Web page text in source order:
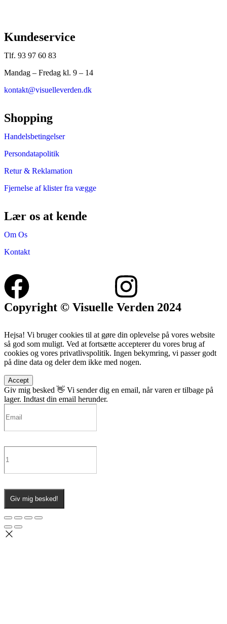
Kundeservice
Tlf. 93 97 60 83
Mandag – Fredag kl. 9 – 14
kontakt@visuelleverden.dk
Shopping
Handelsbetingelser
Persondatapolitik
Retur & Reklamation
Fjernelse af klister fra vægge
Lær os at kende
Om Os
Kontakt
Copyright © Visuelle Verden 2024
Hejsa! Vi bruger cookies til at gøre din oplevelse på vores website
så god som muligt. Ved at fortsætte accepterer du vores brug af
cookies og vores privatlivspolitik. Ingen bekymring, vi passer godt
på dine data og deler dem ikke med nogen.
Accept
Giv mig besked 👋 Vi sender dig en email, når varen er tilbage på
lager. Indtast din email herunder.
Giv mig besked!